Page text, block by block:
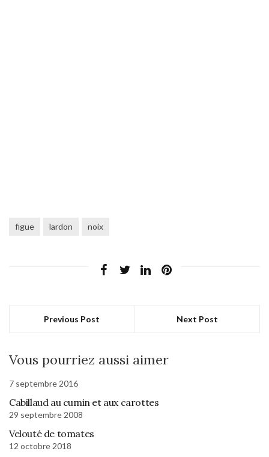
figue lardon noix
Previous Post Next Post
Vous pourriez aussi aimer
7 septembre 2016
Cabillaud au cumin et aux carottes
29 septembre 2008
Velouté de tomates
12 octobre 2018